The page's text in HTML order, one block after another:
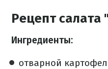
Рецепт салата
Ингредиенты:
отварной